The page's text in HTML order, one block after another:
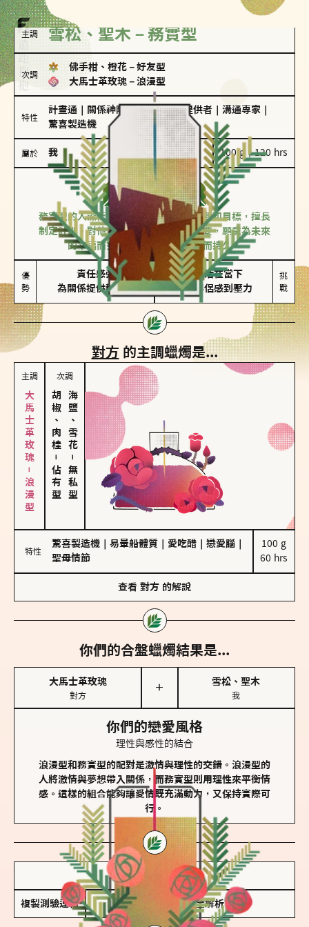
主調 雪松、聖木－務實型
次調
佛手柑、橙花 － 好友型
大馬士革玫瑰 － 浪漫型
特性
計畫通 關係神隊友 情緒價值提供者 溝通專家
驚喜製造機
屬於 我 100 g｜120 hrs
務實型
雪松、聖木
務實型的人深信愛情立基於共同的價值觀和目標，擅長
制定計劃。對他們來說，感情穩定最重要，願意為未來
的幸福而努力，讓愛情變得踏實而持久。
優
勢
責任感強
為關係提供穩定度
較難活在當下
易讓伴侶感到壓力
挑
戰
對方 的主調蠟燭是...
主調
大馬士革玫瑰－浪漫型
次調
胡椒、肉桂
－
佔有型
海鹽、雪花
－
無私型
特性
驚喜製造機 易暈船體質 愛吃醋 戀愛腦
聖母情節
100 g
60 hrs
查看 對方 的解說
你們的合盤蠟燭結果是...
大馬士革玫瑰
對方
＋
雪松、聖木
我
你們的戀愛風格
理性與感性的結合
浪漫型和務實型的配對是激情與理性的交錯。浪漫型的
人將激情與夢想帶入關係，而務實型則用理性來平衡情
感。這樣的組合能夠讓愛情既充滿動力，又保持實際可
行。
儲存我的結果圖
複製測驗連結 查看香氛類型全解析 >>>